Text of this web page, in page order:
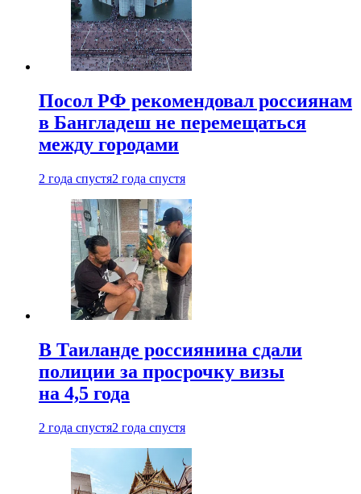
Посол РФ рекомендовал россиянам
в Бангладеш не перемещаться
между городами
2 года спустя2 года спустя
В Таиланде россиянина сдали
полиции за просрочку визы
на 4,5 года
2 года спустя2 года спустя